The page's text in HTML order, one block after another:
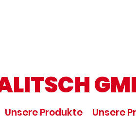
Unsere Produkte Unsere